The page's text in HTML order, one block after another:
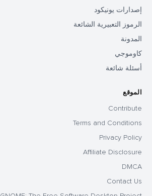
إصدارات يونيكود
الرموز التعبيرية الشائعة
المدونة
كاوموجي
أسئلة شائعة
الموقع
Contribute
Terms and Conditions
Privacy Policy
Affiliate Disclosure
DMCA
Contact Us